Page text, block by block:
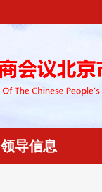
领导信息